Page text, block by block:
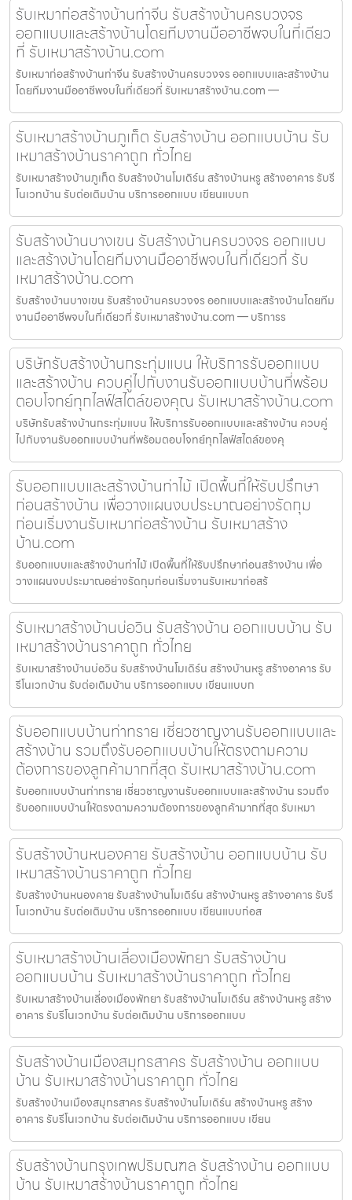
รับเหมาก่อสร้างบ้านท่าจีน รับสร้างบ้านครบวงจร
ออกแบบและสร้างบ้านโดยทีมงานมืออาชีพจบในที่เดียว
ที่ รับเหมาสร้างบ้าน.com
รับเหมาก่อสร้างบ้านท่าจีน รับสร้างบ้านครบวงจร ออกแบบและสร้างบ้าน
โดยทีมงานมืออาชีพจบในที่เดียวที่ รับเหมาสร้างบ้าน.com —
รับเหมาสร้างบ้านภูเก็ต รับสร้างบ้าน ออกแบบบ้าน รับ
เหมาสร้างบ้านราคาถูก ทั่วไทย
รับเหมาสร้างบ้านภูเก็ต รับสร้างบ้านโมเดิร์น สร้างบ้านหรู สร้างอาคาร รับรี
โนเวทบ้าน รับต่อเติมบ้าน บริการออกแบบ เขียนแบบก
รับสร้างบ้านบางเขน รับสร้างบ้านครบวงจร ออกแบบ
และสร้างบ้านโดยทีมงานมืออาชีพจบในที่เดียวที่ รับ
เหมาสร้างบ้าน.com
รับสร้างบ้านบางเขน รับสร้างบ้านครบวงจร ออกแบบและสร้างบ้านโดยทีม
งานมืออาชีพจบในที่เดียวที่ รับเหมาสร้างบ้าน.com — บริการร
บริษัทรับสร้างบ้านกระทุ่มแบน ให้บริการรับออกแบบ
และสร้างบ้าน ควบคู่ไปกับงานรับออกแบบบ้านที่พร้อม
ตอบโจทย์ทุกไลฟ์สไตล์ของคุณ รับเหมาสร้างบ้าน.com
บริษัทรับสร้างบ้านกระทุ่มแบน ให้บริการรับออกแบบและสร้างบ้าน ควบคู่
ไปกับงานรับออกแบบบ้านที่พร้อมตอบโจทย์ทุกไลฟ์สไตล์ของคุ
รับออกแบบและสร้างบ้านท่าไม้ เปิดพื้นที่ให้รับปรึกษา
ก่อนสร้างบ้าน เพื่อวางแผนงบประมาณอย่างรัดกุม
ก่อนเริ่มงานรับเหมาก่อสร้างบ้าน รับเหมาสร้าง
บ้าน.com
รับออกแบบและสร้างบ้านท่าไม้ เปิดพื้นที่ให้รับปรึกษาก่อนสร้างบ้าน เพื่อ
วางแผนงบประมาณอย่างรัดกุมก่อนเริ่มงานรับเหมาก่อสร้
รับเหมาสร้างบ้านบ่อวิน รับสร้างบ้าน ออกแบบบ้าน รับ
เหมาสร้างบ้านราคาถูก ทั่วไทย
รับเหมาสร้างบ้านบ่อวิน รับสร้างบ้านโมเดิร์น สร้างบ้านหรู สร้างอาคาร รับ
รีโนเวทบ้าน รับต่อเติมบ้าน บริการออกแบบ เขียนแบบก
รับออกแบบบ้านท่าทราย เชี่ยวชาญงานรับออกแบบและ
สร้างบ้าน รวมถึงรับออกแบบบ้านให้ตรงตามความ
ต้องการของลูกค้ามากที่สุด รับเหมาสร้างบ้าน.com
รับออกแบบบ้านท่าทราย เชี่ยวชาญงานรับออกแบบและสร้างบ้าน รวมถึง
รับออกแบบบ้านให้ตรงตามความต้องการของลูกค้ามากที่สุด รับเหมา
รับสร้างบ้านหนองคาย รับสร้างบ้าน ออกแบบบ้าน รับ
เหมาสร้างบ้านราคาถูก ทั่วไทย
รับสร้างบ้านหนองคาย รับสร้างบ้านโมเดิร์น สร้างบ้านหรู สร้างอาคาร รับรี
โนเวทบ้าน รับต่อเติมบ้าน บริการออกแบบ เขียนแบบก่อส
รับเหมาสร้างบ้านเลี่องเมืองพัทยา รับสร้างบ้าน
ออกแบบบ้าน รับเหมาสร้างบ้านราคาถูก ทั่วไทย
รับเหมาสร้างบ้านเลี่องเมืองพัทยา รับสร้างบ้านโมเดิร์น สร้างบ้านหรู สร้าง
อาคาร รับรีโนเวทบ้าน รับต่อเติมบ้าน บริการออกแบบ
รับสร้างบ้านเมืองสมุทรสาคร รับสร้างบ้าน ออกแบบ
บ้าน รับเหมาสร้างบ้านราคาถูก ทั่วไทย
รับสร้างบ้านเมืองสมุทรสาคร รับสร้างบ้านโมเดิร์น สร้างบ้านหรู สร้าง
อาคาร รับรีโนเวทบ้าน รับต่อเติมบ้าน บริการออกแบบ เขียน
รับสร้างบ้านกรุงเทพปริมณฑล รับสร้างบ้าน ออกแบบ
บ้าน รับเหมาสร้างบ้านราคาถูก ทั่วไทย